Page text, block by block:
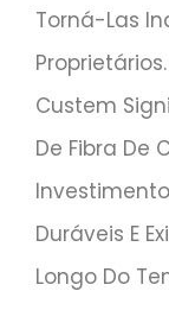
Torná-Las
Custem
De Fibra De
Investimento
Duráveis E
Longo Do